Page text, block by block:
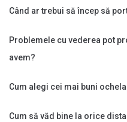
Când ar trebui să încep să
Problemele cu vederea pot
avem?
Cum alegi cei mai buni
Cum să văd bine la orice